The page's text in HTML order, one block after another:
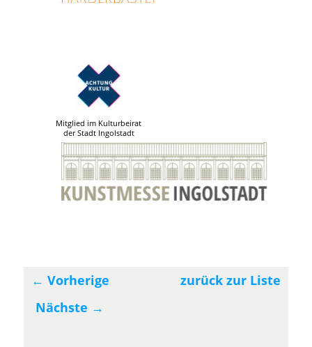
Mitglied im Kulturbeirat
der Stadt Ingolstadt
← Vorherige
zurück zur Liste
Nächste →